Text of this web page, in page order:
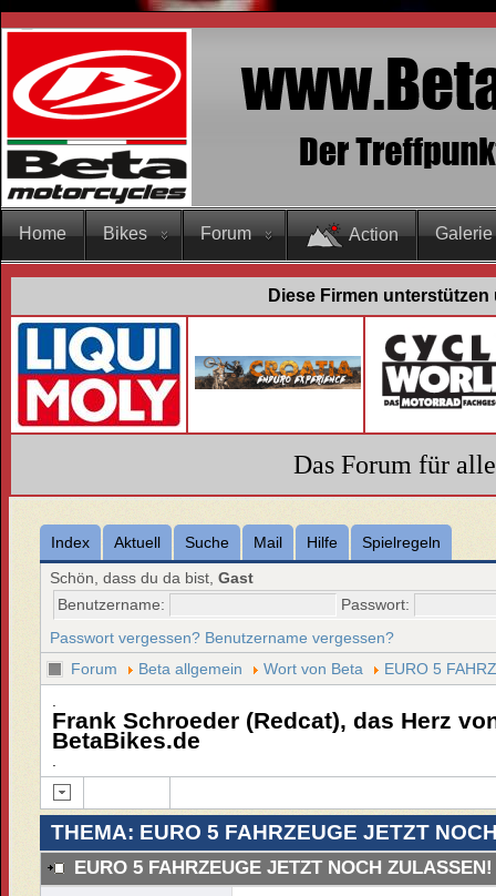
Home Bikes Forum Action Galerie
Diese Firmen
Das Forum für
Index Aktuell Suche Mail Hilfe
Spielregeln
Schön, dass du da bist,Gast
Benutzername:
Passwort:
Passwort vergessen? Benutzername vergessen?
Forum
Beta allgemein Wort von Beta
EURO 5
Frank Schroeder (Redcat), das Herz
BetaBikes.de
THEMA: EURO 5 FAHRZEUGE JETZT
EURO 5 FAHRZEUGE JETZT NOCH ZULASSEN!